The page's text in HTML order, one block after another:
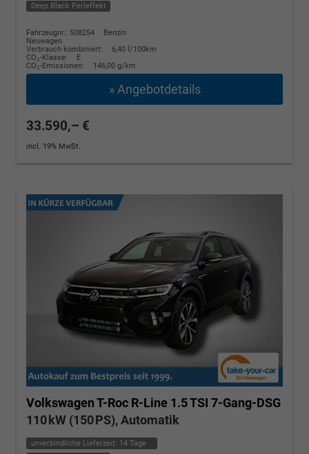
Deep Black Perleffekt
Fahrzeugnr.: 508254
Benzin
Neuwagen
Verbrauch kombiniert:
6,40 l/100km
CO2-Klasse:
E
CO2-Emissionen: 146,00 g/km
» Angebotdetails
33.590,– €
incl. 19% MwSt.
Volkswagen T-Roc R-Line 1.5 TSI 7-Gang-DSG
110 kW (150 PS), Automatik
unverbindliche Lieferzeit: 14 Tage